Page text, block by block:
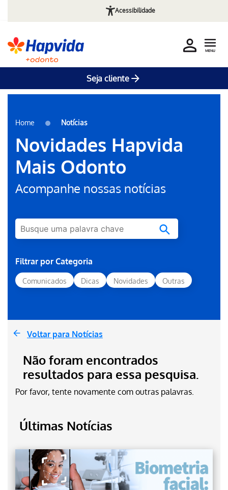
Acessibilidade
Seja cliente
MENU
Home Notícias
Novidades Hapvida
Mais Odonto
Acompanhe nossas notícias
Filtrar por Categoria
Comunicados Dicas Novidades Outras
Voltar para Notícias
Não foram encontrados
resultados para essa pesquisa.
Por favor, tente novamente com outras palavras.
Últimas Notícias